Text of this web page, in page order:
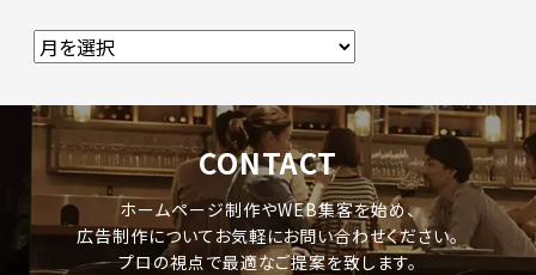
CONTACT
ホームページ制作やWEB集客を始め、
広告制作についてお気軽にお問い合わせください。
プロの視点で最適なご提案を致します。